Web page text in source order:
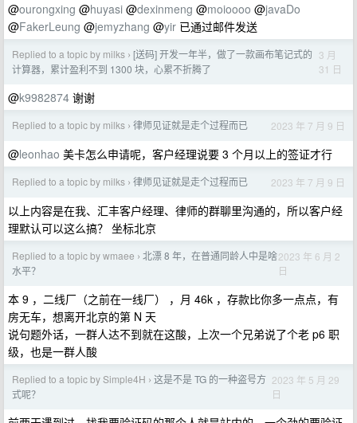
@ourongxing @huyasi @dexinmeng @moioooo @javaDo
@FakerLeung @jemyzhang @yir 已通过邮件发送
Replied to a topic by milks › [送码] 开发一年半，做了一款画布笔记式的
计算器，累计盈利不到 1300 块，心累不折腾了
3 月
31 日
@k9982874 谢谢
Replied to a topic by milks › 律师见证就是走个过程而已 2023 年 7 月 9 日
@leonhao 美卡怎么申请呢，客户经理说要 3 个月以上的签证才行
Replied to a topic by milks › 律师见证就是走个过程而已 2023 年 7 月 9 日
以上内容是在我、汇丰客户经理、律师的群聊里沟通的，所以客户经
理默认可以这么搞？ 坐标北京
Replied to a topic by wmaee › 北漂 8 年，在普通同龄人中是啥
水平？
2023 年 6 月 2
日
本 9 ，二线厂（之前在一线厂） ，月 46k ，存款比你多一点点，有
房无车，想离开北京的第 N 天
说句题外话，一群人达不到就在这酸，上次一个兄弟说了个老 p6 职
级，也是一群人酸
Replied to a topic by Simple4H › 这是不是 TG 的一种盗号方
式呢？
2023 年 5 月 29
日